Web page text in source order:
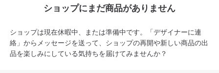
ショップにまだ商品がありません
ショップは現在休暇中、または準備中です。「デザイナーに連
絡」からメッセージを送って、ショップの再開や新しい商品の出
品を楽しみにしている気持ちを届けてみませんか？